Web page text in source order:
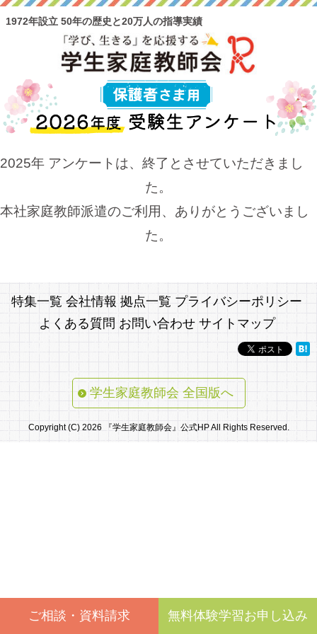
1972年設立 50年の歴史と20万人の指導実績
2025年 アンケートは、終了とさせていただきまし
た。
本社家庭教師派遣のご利用、ありがとうございまし
た。
特集一覧 会社情報 拠点一覧 プライバシーポリシー
よくある質問 お問い合わせ サイトマップ
学生家庭教師会 全国版へ
Copyright (C) 2026 『学生家庭教師会』公式HP All Rights Reserved.